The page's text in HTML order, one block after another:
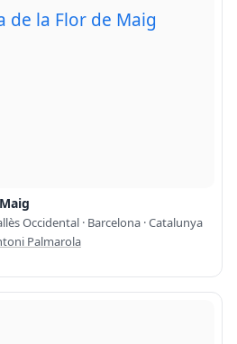
Occidental · Barcelona · Catalunya
Palmarola